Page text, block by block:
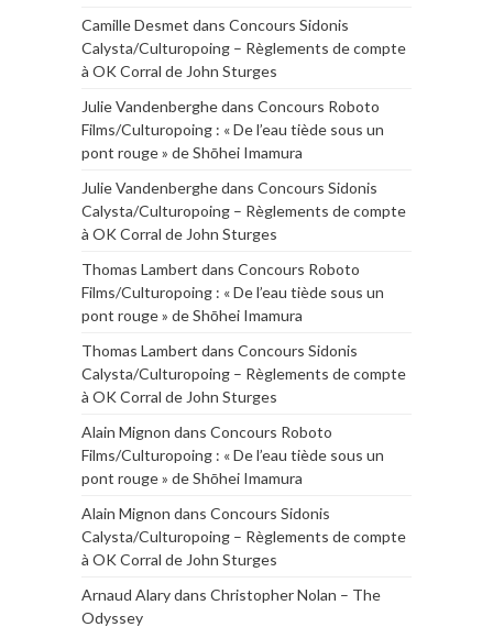
Camille Desmet dans Concours Sidonis
Calysta/Culturopoing – Règlements de compte
à OK Corral de John Sturges
Julie Vandenberghedans Concours Roboto
Films/Culturopoing : « De l’eau tiède sous un
pont rouge » de Shōhei Imamura
Julie Vandenberghedans Concours Sidonis
Calysta/Culturopoing – Règlements de compte
à OK Corral de John Sturges
Thomas Lambert dans Concours Roboto
Films/Culturopoing : « De l’eau tiède sous un
pont rouge » de Shōhei Imamura
Thomas Lambert dans Concours Sidonis
Calysta/Culturopoing – Règlements de compte
à OK Corral de John Sturges
Alain Mignon dans Concours Roboto
Films/Culturopoing : « De l’eau tiède sous un
pont rouge » de Shōhei Imamura
Alain Mignon dans Concours Sidonis
Calysta/Culturopoing – Règlements de compte
à OK Corral de John Sturges
Arnaud Alarydans Christopher Nolan – The
Odyssey